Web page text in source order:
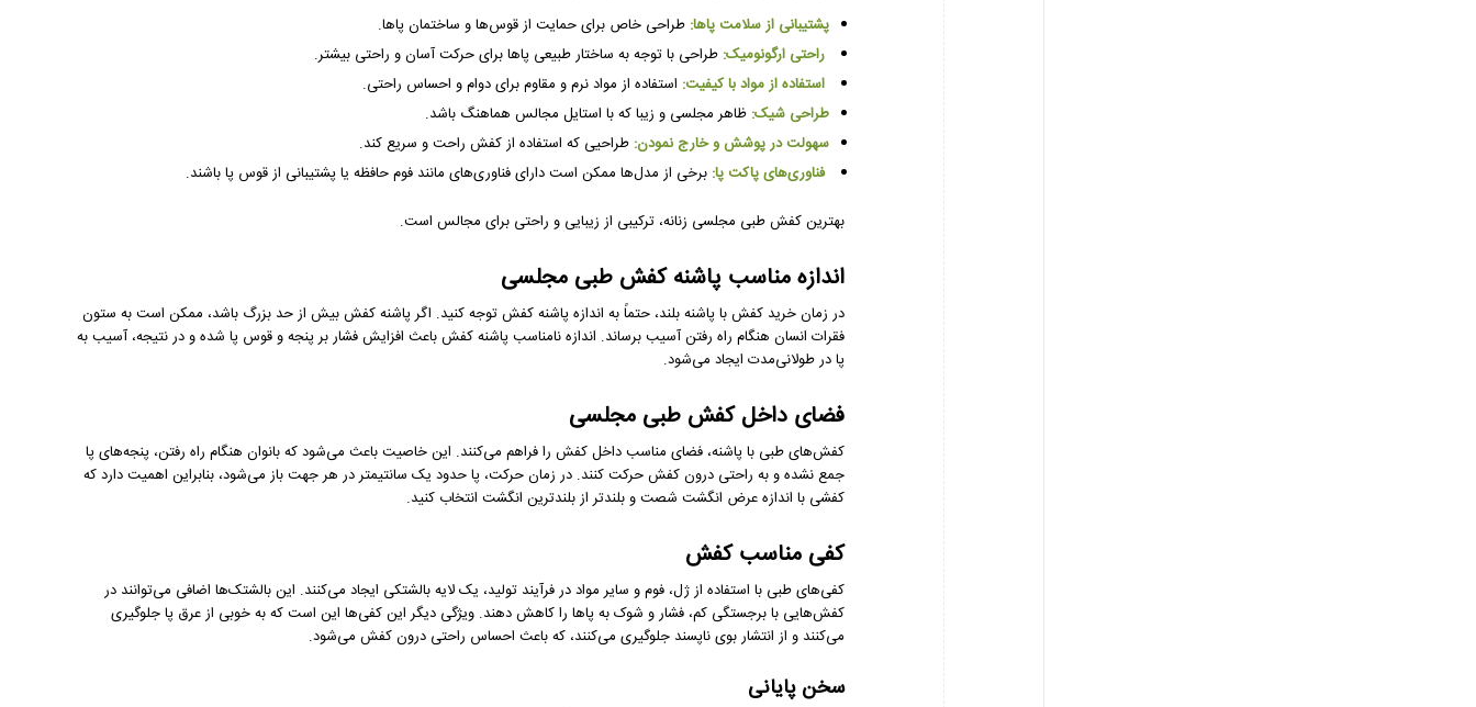
پشتیبانی از سلامت پاها: طراحی خاص برای حمایت از قوس‌ها و ساختمان پاها.
راحتی ارگونومیک: طراحی با توجه به ساختار طبیعی پاها برای حرکت آسان و راحتی بیشتر.
استفاده از مواد با کیفیت: استفاده از مواد نرم و مقاوم برای دوام و احساس راحتی.
طراحی شیک: ظاهر مجلسی و زیبا که با استایل مجالس هماهنگ باشد.
سهولت در پوشش و خارج نمودن: طراحیی که استفاده از کفش راحت و سریع کند.
فناوری‌های پاکت پا: برخی از مدل‌ها ممکن است دارای فناوری‌های مانند فوم حافظه یا پشتیبانی از قوس پا باشند.
بهترین کفش طبی مجلسی زنانه، ترکیبی از زیبایی و راحتی برای مجالس است.
اندازه مناسب پاشنه کفش طبی مجلسی
در زمان خرید کفش با پاشنه بلند، حتماً به اندازه پاشنه کفش توجه کنید. اگر پاشنه کفش بیش از حد بزرگ باشد، ممکن است به ستون
فقرات انسان هنگام راه رفتن آسیب برساند. اندازه نامناسب پاشنه کفش باعث افزایش فشار بر پنجه و قوس پا شده و در نتیجه، آسیب به
پا در طولانی‌مدت ایجاد می‌شود.
فضای داخل کفش طبی مجلسی
کفش‌های طبی با پاشنه، فضای مناسب داخل کفش را فراهم می‌کنند. این خاصیت باعث می‌شود که بانوان هنگام راه رفتن، پنجه‌های پا
جمع نشده و به راحتی درون کفش حرکت کنند. در زمان حرکت، پا حدود یک سانتیمتر در هر جهت باز می‌شود، بنابراین اهمیت دارد که
کفشی با اندازه عرض انگشت شصت و بلندتر از بلندترین انگشت انتخاب کنید.
کفی مناسب کفش
کفی‌های طبی با استفاده از ژل، فوم و سایر مواد در فرآیند تولید، یک لایه بالشتکی ایجاد می‌کنند. این بالشتک‌ها اضافی می‌توانند در
کفش‌هایی با برجستگی کم، فشار و شوک به پاها را کاهش دهند. ویژگی دیگر این کفی‌ها این است که به خوبی از عرق پا جلوگیری
می‌کنند و از انتشار بوی ناپسند جلوگیری می‌کنند، که باعث احساس راحتی درون کفش می‌شود.
سخن پایانی